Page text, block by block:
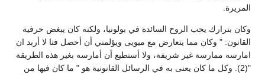
المريرة.
وكان بترارك يحب الروح السائدة في بولونيا، ولكنه كان يبغض حرفية
القانون: " وكان مما يتعارض مع ميويى ويؤلمني أن أحصل فنا لا أربد ان
امارسه ممارسة غير شريفة، ولا أستطيع أن أمارسه بغير هذه الطريقة
"(2). وكل ما كان يعنى به في الرسائل القانونية هو " ما كان فيها من